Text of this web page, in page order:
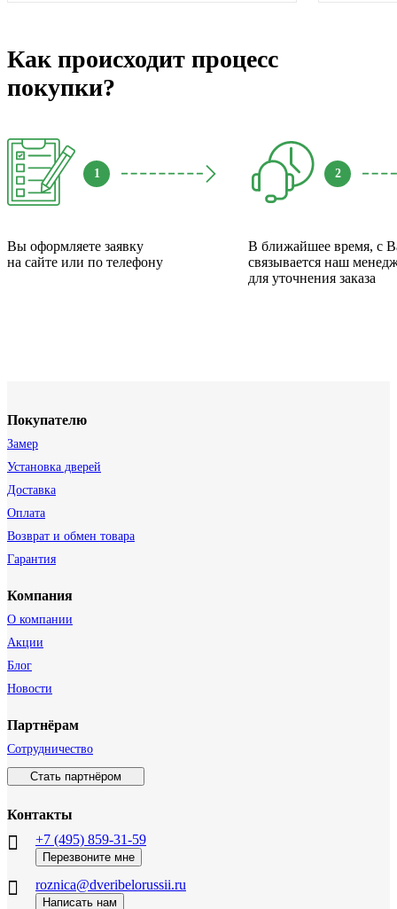
Как происходит процесс
покупки?
1
Вы оформляете заявку
на сайте или по телефону
2
В ближайшее время, с
связывается наш
для уточнения заказа
Покупателю
Замер
Установка дверей
Доставка
Оплата
Возврат и обмен товара
Гарантия
Компания
О компании
Акции
Блог
Новости
Партнёрам
Сотрудничество
Стать партнёром
Контакты
+7 (495) 859-31-59
Перезвоните мне
roznica@dveribelorussii.ru
Написать нам